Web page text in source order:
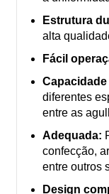
Estrutura
alta
Fácil
diferentes
entre as
Adequada:
confecção,
entre outros
Design